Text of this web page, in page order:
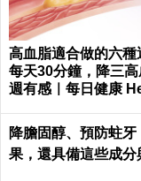
高血脂適合做的六種
每天30分鐘，降三
週有感｜每日健康
降膽固醇、預防蛀
果，還具備這些成分